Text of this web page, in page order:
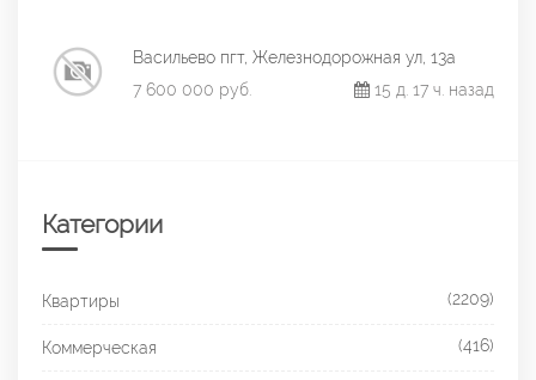
Васильево пгт, Железнодорожная ул, 13а
7 600 000 руб.
15 д. 17 ч. назад
Категории
Квартиры (2209)
Коммерческая (416)